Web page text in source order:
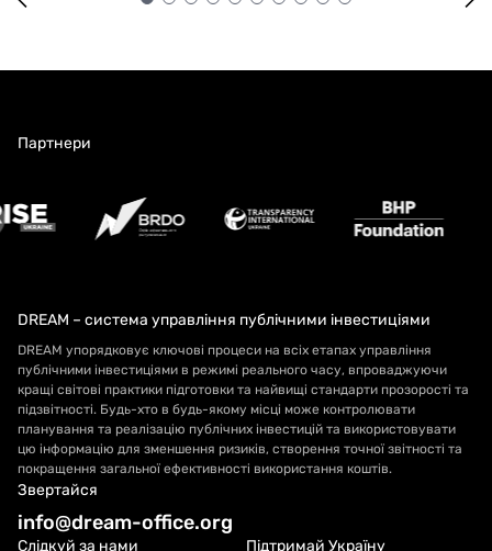
Партнери
DREAM – система управління публічними інвестиціями
DREAM упорядковує ключові процеси на всіх етапах управління
публічними інвестиціями в режимі реального часу, впроваджуючи
кращі світові практики підготовки та найвищі стандарти прозорості та
підзвітності. Будь-хто в будь-якому місці може контролювати
планування та реалізацію публічних інвестицій та використовувати
цю інформацію для зменшення ризиків, створення точної звітності та
покращення загальної ефективності використання коштів.
Звертайся
info@dream-office.org
Слідкуй за нами Підтримай Україну